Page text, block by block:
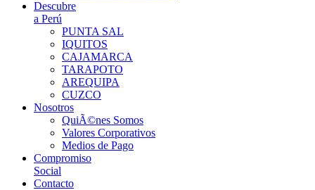
Descubre
a Perú
PUNTA SAL
IQUITOS
CAJAMARCA
TARAPOTO
AREQUIPA
CUZCO
Nosotros
QuiÃ©nes Somos
Valores Corporativos
Medios de Pago
Compromiso
Social
Contacto